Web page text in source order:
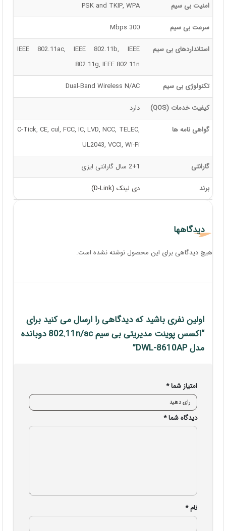
امنیت بی سیم PSK and TKIP, WPA
سرعت بی سیم 300 Mbps
استانداردهای بی سیم
IEEE 802.11ac, IEEE 802.11b, IEEE
802.11g, IEEE 802.11n
تکنولوژی بی سیم Dual-Band Wireless N/AC
کیفیت خدمات (QOS) دارد
گواهی نامه ها
C-Tick, CE, cul, FCC, IC, LVD, NCC, TELEC,
UL2043, VCCI, Wi-Fi
گارانتی 2+1 سال گارانتی ایزی
برند دی لینک (D-Link)
دیدگاهها
هیچ دیدگاهی برای این محصول نوشته نشده است.
اولین نفری باشید که دیدگاهی را ارسال می کنید برای
“اکسس پوینت مدیریتی بی سیم 802.11n/ac دوبانده
مدل DWL-8610AP”
امتیاز شما*
دیدگاه شما*
نام*